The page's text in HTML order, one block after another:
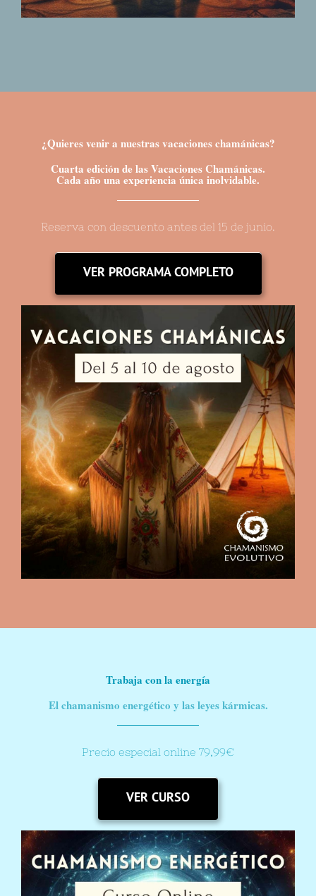
¿Quieres venir a nuestras vacaciones chamánicas?
Cuarta edición de las Vacaciones Chamánicas.
Cada año una experiencia única inolvidable.
Reserva con descuento antes del 15 de junio.
VER PROGRAMA COMPLETO
Trabaja con la energía
El chamanismo energético y las leyes kármicas.
Precio especial online 79,99€
VER CURSO